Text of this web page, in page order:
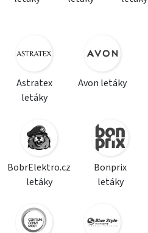
Astratex
letáky
Avon letáky
BobrElektro.cz
letáky
Bonprix
letáky